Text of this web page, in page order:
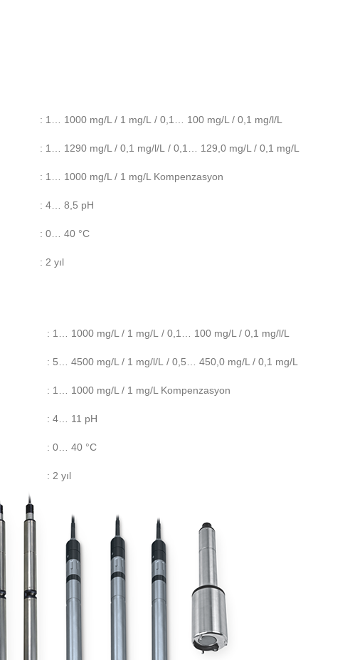
: 1… 1000 mg/L / 1 mg/L / 0,1… 100 mg/L / 0,1 mg/l/L
: 1… 1290 mg/L / 0,1 mg/l/L / 0,1… 129,0 mg/L / 0,1 mg/L
: 1… 1000 mg/L / 1 mg/L Kompenzasyon
: 4… 8,5 pH
: 0… 40 °C
: 2 yıl
: 1… 1000 mg/L / 1 mg/L / 0,1… 100 mg/L / 0,1 mg/l/L
: 5… 4500 mg/L / 1 mg/l/L / 0,5… 450,0 mg/L / 0,1 mg/L
: 1… 1000 mg/L / 1 mg/L Kompenzasyon
: 4… 11 pH
: 0… 40 °C
: 2 yıl